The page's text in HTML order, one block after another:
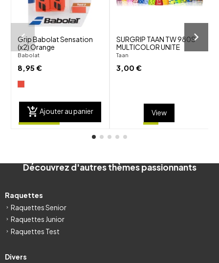
Grip Babolat Sensation
(x2) Orange
Babolat
8,95 €
add_shopping_cart Ajouter au panier
SURGRIP TAAN TW 980S
MULTICOLOR UNITE
Taan
3,00 €
View
Découvrez d'autres thèmes passionnants
Raquettes
Raquettes Senior
Raquettes Junior
Raquettes Test
Divers